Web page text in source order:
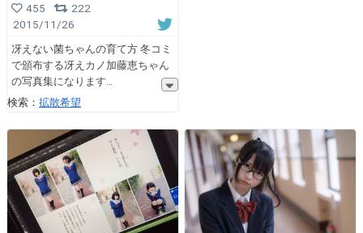
455
222
2015/11/26
冴えない菌ちゃんの育て方 冬コミ
で頒布する冴えカノ加藤恵ちゃん
の写真集になります
検索： 拡散希望